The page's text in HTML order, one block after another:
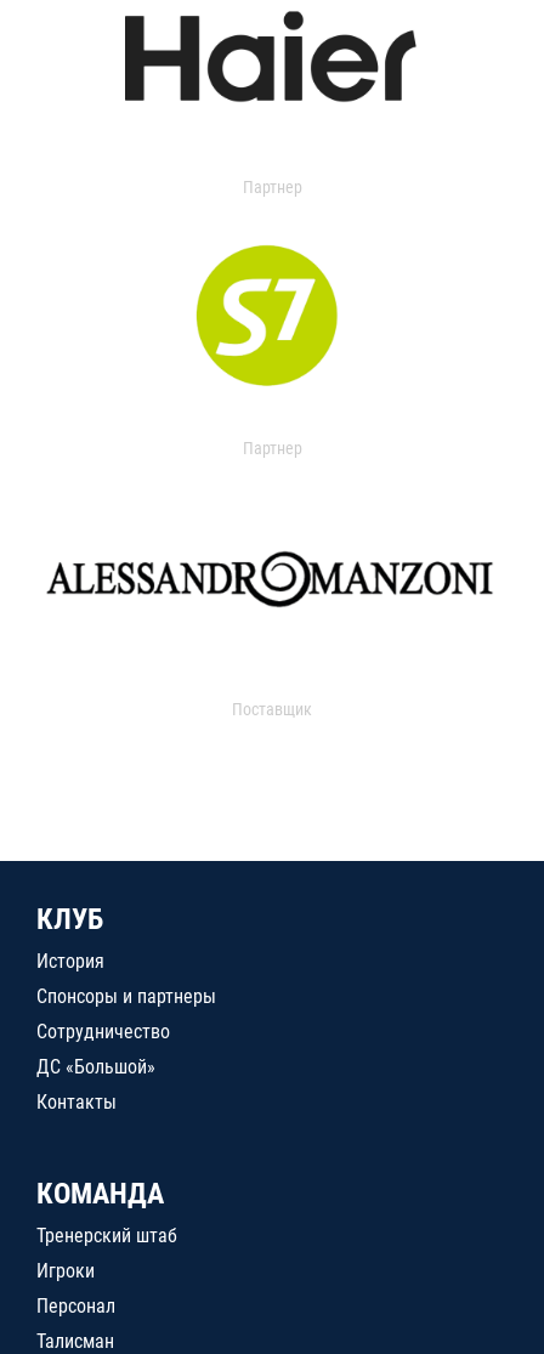
Партнер
Партнер
Поставщик
КЛУБ
История
Спонсоры и партнеры
Сотрудничество
ДС «Большой»
Контакты
КОМАНДА
Тренерский штаб
Игроки
Персонал
Талисман